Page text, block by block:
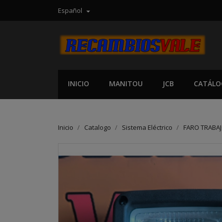
Español 
INICIO MANITOU JCB
Inicio Catalogo Sistema Eléctrico FARO